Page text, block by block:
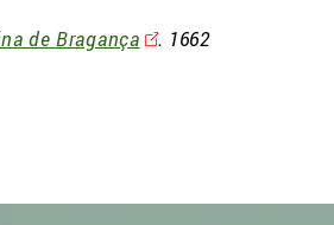
de Bragança . 1662